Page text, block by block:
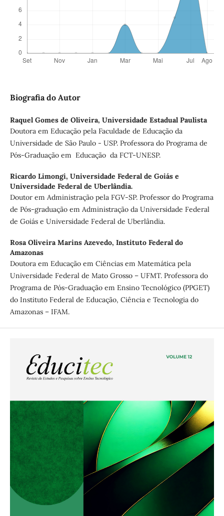
Biografia do Autor
Raquel Gomes de Oliveira, Universidade Estadual Paulista
Doutora em Educação pela Faculdade de Educação da
Universidade de São Paulo - USP. Professora do Programa de
Pós-Graduação em Educação da FCT-UNESP.
Ricardo Limongi, Universidade Federal de Goiás e
Universidade Federal de Uberlândia.
Doutor em Administração pela FGV-SP. Professor do Programa
de Pós-graduação em Administração da Universidade Federal
de Goiás e Universidade Federal de Uberlândia.
Rosa Oliveira Marins Azevedo, Instituto Federal do
Amazonas
Doutora em Educação em Ciências em Matemática pela
Universidade Federal de Mato Grosso – UFMT. Professora do
Programa de Pós-Graduação em Ensino Tecnológico (PPGET)
do Instituto Federal de Educação, Ciência e Tecnologia do
Amazonas – IFAM.